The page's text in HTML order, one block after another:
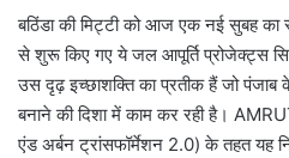
बठिंडा की मिट्टी को आज एक नई सुबह का
से शुरू किए गए ये जल आपूर्ति प्रोजेक्ट्स
उस दृढ़ इच्छाशक्ति का प्रतीक हैं जो
बनाने की दिशा में काम कर रही है।
एंड अर्बन ट्रांसफॉर्मेशन 2.0) के तहत यह